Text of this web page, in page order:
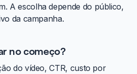
A escolha depende do público,
da campanha.
no começo?
do vídeo, CTR, custo por